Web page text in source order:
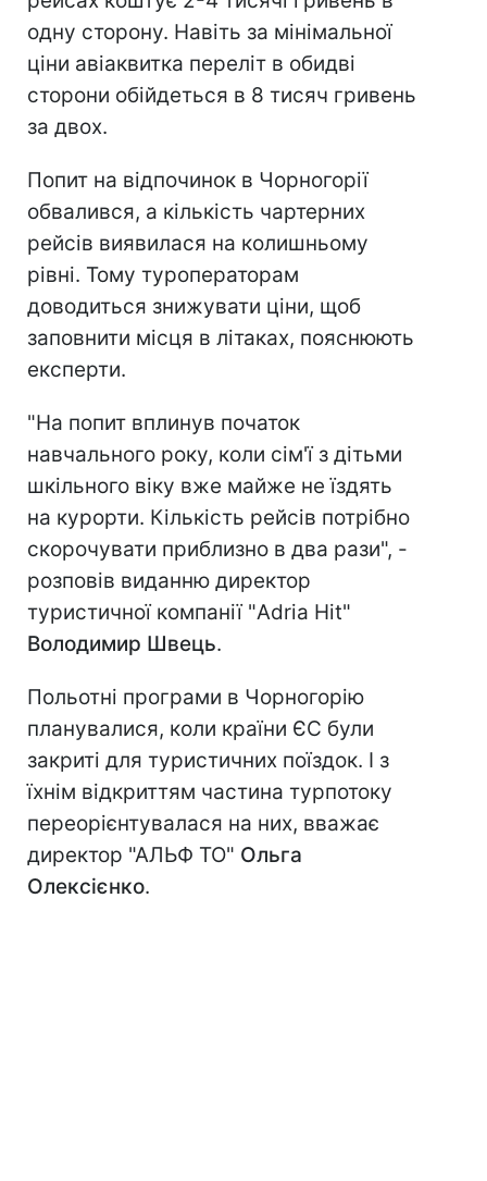
одну сторону. Навіть за мінімальної
ціни авіаквитка переліт в обидві
сторони обійдеться в 8 тисяч гривень
за двох.
Попит на відпочинок в Чорногорії
обвалився, а кількість чартерних
рейсів виявилася на колишньому
рівні. Тому туроператорам
доводиться знижувати ціни, щоб
заповнити місця в літаках, пояснюють
експерти.
"На попит вплинув початок
навчального року, коли сім'ї з дітьми
шкільного віку вже майже не їздять
на курорти. Кількість рейсів потрібно
скорочувати приблизно в два рази", -
розповів виданню директор
туристичної компанії "Adria Hit"
Володимир Швець.
Польотні програми в Чорногорію
планувалися, коли країни ЄС були
закриті для туристичних поїздок. І з
їхнім відкриттям частина турпотоку
переорієнтувалася на них, вважає
директор "АЛЬФ ТО" Ольга
Олексієнко.